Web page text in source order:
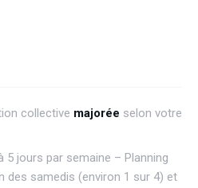
collective majorée selon votre
5 jours par semaine – Planning
des samedis (environ 1 sur 4) et